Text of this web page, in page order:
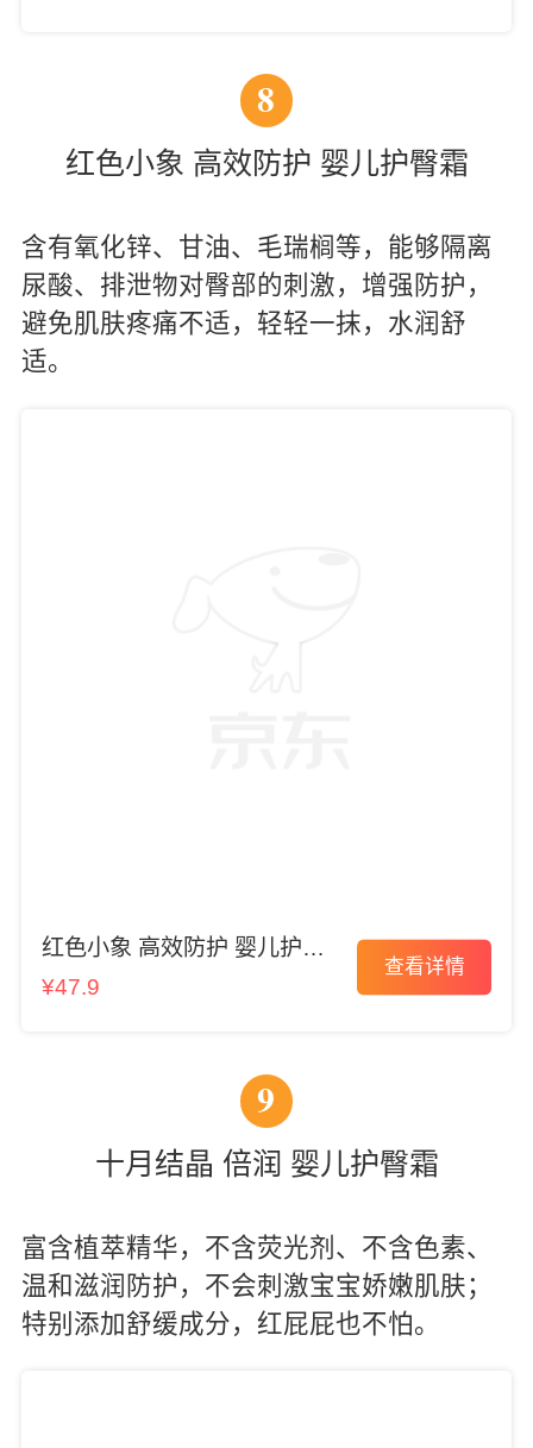
8
红色小象 高效防护 婴儿护臀霜
含有氧化锌、甘油、毛瑞榈等，能够隔离
尿酸、排泄物对臀部的刺激，增强防护，
避免肌肤疼痛不适，轻轻一抹，水润舒
适。
红色小象 高效防护 婴儿护臀
霜
¥47.9
查看详情
9
十月结晶 倍润 婴儿护臀霜
富含植萃精华，不含荧光剂、不含色素、
温和滋润防护，不会刺激宝宝娇嫩肌肤；
特别添加舒缓成分，红屁屁也不怕。